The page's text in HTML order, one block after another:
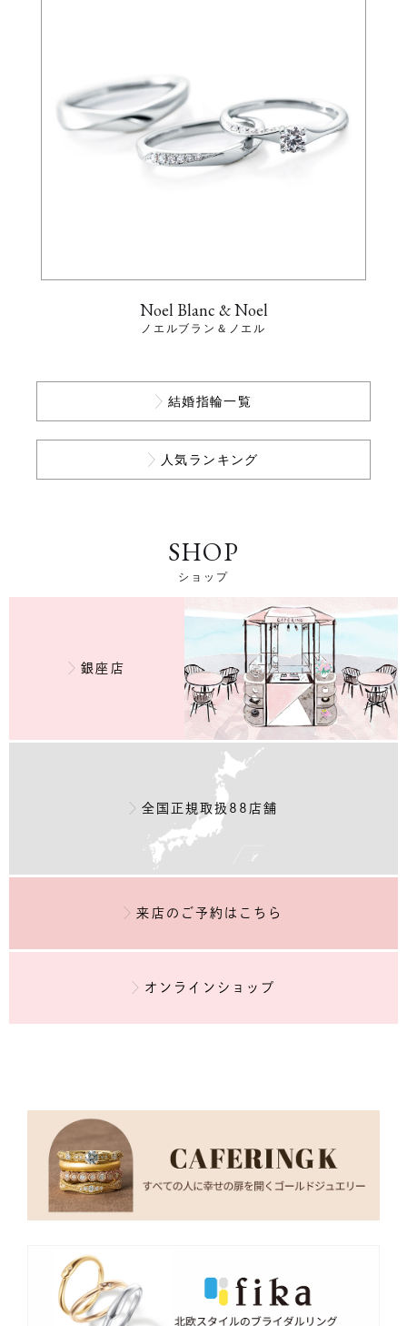
Noel Blanc & Noel
ノエルブラン＆ノエル
結婚指輪一覧
人気ランキング
SHOP
ショップ
銀座店
全国正規取扱88店舗
来店のご予約 はこちら
オンラインショップ